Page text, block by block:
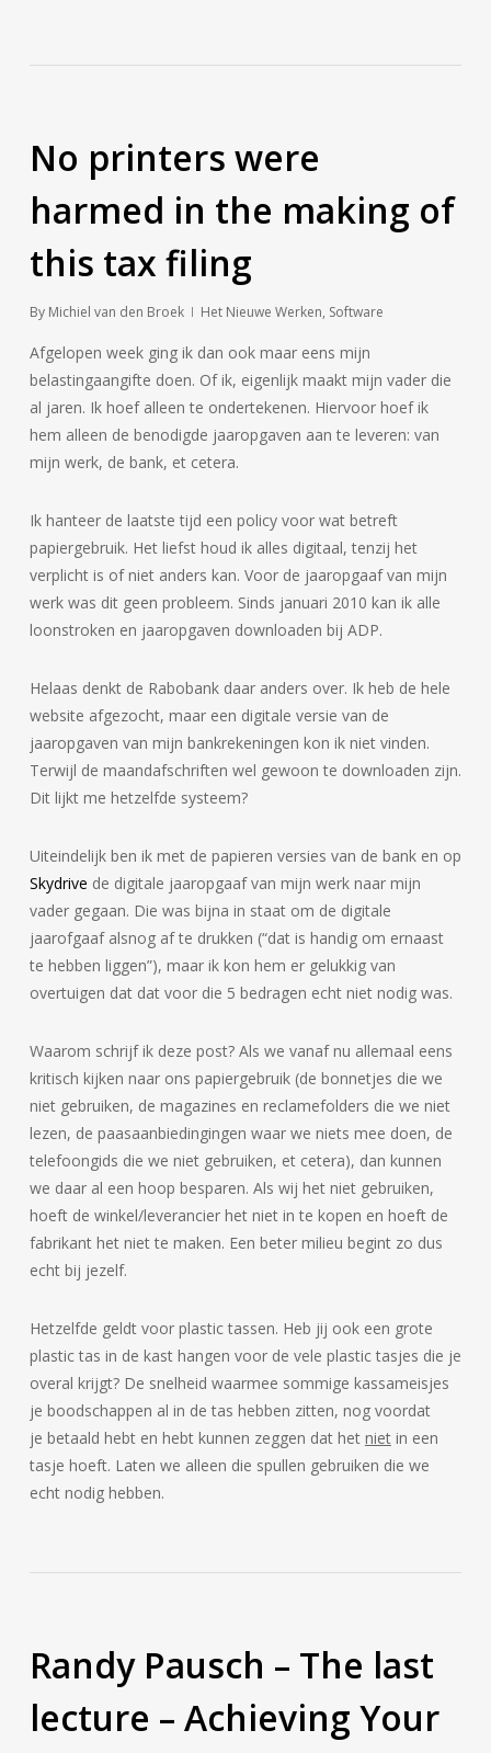
No printers were
harmed in the making of
this tax filing
By Michiel van den Broek Het Nieuwe Werken, Software
Afgelopen week ging ik dan ook maar eens mijn
belastingaangifte doen. Of ik, eigenlijk maakt mijn vader die
al jaren. Ik hoef alleen te ondertekenen. Hiervoor hoef ik
hem alleen de benodigde jaaropgaven aan te leveren: van
mijn werk, de bank, et cetera.
Ik hanteer de laatste tijd een policy voor wat betreft
papiergebruik. Het liefst houd ik alles digitaal, tenzij het
verplicht is of niet anders kan. Voor de jaaropgaaf van mijn
werk was dit geen probleem. Sinds januari 2010 kan ik alle
loonstroken en jaaropgaven downloaden bij ADP.
Helaas denkt de Rabobank daar anders over. Ik heb de hele
website afgezocht, maar een digitale versie van de
jaaropgaven van mijn bankrekeningen kon ik niet vinden.
Terwijl de maandafschriften wel gewoon te downloaden zijn.
Dit lijkt me hetzelfde systeem?
Uiteindelijk ben ik met de papieren versies van de bank en op
Skydrive de digitale jaaropgaaf van mijn werk naar mijn
vader gegaan. Die was bijna in staat om de digitale
jaarofgaaf alsnog af te drukken (“dat is handig om ernaast
te hebben liggen”), maar ik kon hem er gelukkig van
overtuigen dat dat voor die 5 bedragen echt niet nodig was.
Waarom schrijf ik deze post? Als we vanaf nu allemaal eens
kritisch kijken naar ons papiergebruik (de bonnetjes die we
niet gebruiken, de magazines en reclamefolders die we niet
lezen, de paasaanbiedingingen waar we niets mee doen, de
telefoongids die we niet gebruiken, et cetera), dan kunnen
we daar al een hoop besparen. Als wij het niet gebruiken,
hoeft de winkel/leverancier het niet in te kopen en hoeft de
fabrikant het niet te maken. Een beter milieu begint zo dus
echt bij jezelf.
Hetzelfde geldt voor plastic tassen. Heb jij ook een grote
plastic tas in de kast hangen voor de vele plastic tasjes die je
overal krijgt? De snelheid waarmee sommige kassameisjes
je boodschappen al in de tas hebben zitten, nog voordat
je betaald hebt en hebt kunnen zeggen dat het nietin een
tasje hoeft. Laten we alleen die spullen gebruiken die we
echt nodig hebben.
Randy Pausch – The last
lecture – Achieving Your